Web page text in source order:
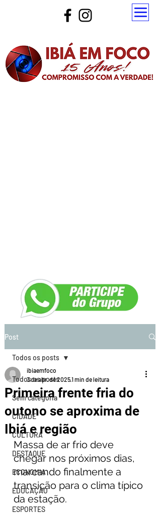
Post
Todos os posts
Sem categoria
CIDADE
CULTURA
DESTAQUE
ECONOMIA
EDUCAÇÃO
ESPORTES
Todos os posts
Primeira frente fria do
outono se aproxima de
Ibiá e região
ibiaemfoco
3 de abr. de 20251 min de leitura
Massa de ar frio deve
chegar nos próximos dias,
marcando finalmente a
transição para o clima típico
da estação.